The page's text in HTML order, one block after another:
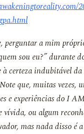
perguntar a mim
sou eu?” durante
certeza indubitável da
que, muitas vezes,
e experiências do I
vívida, ou algum
mas nada disso é